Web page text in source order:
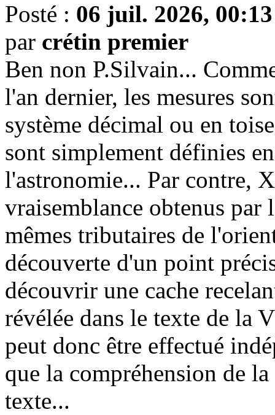
Posté : 06 juil. 2026, 00:13
par crétin premier
Ben non P.Silvain...
l'an dernier, les mesures
système décimal ou en
sont simplement définies
l'astronomie... Par contre,
vraisemblance obtenus par
mêmes tributaires de
découverte d'un point
découvrir une cache
révélée dans le texte de la
peut donc être effectué
que la compréhension de
texte...